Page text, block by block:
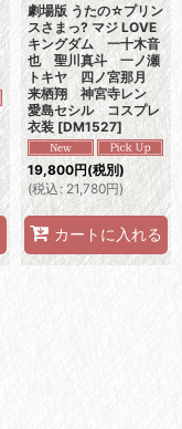
劇場版 うたの☆プリン
スさまっ? マジ LOVE
キングダム 一十木音
也 聖川真斗 一ノ瀬
トキヤ 四ノ宮那月
来栖翔 神宮寺レン
愛島セシル コスプレ
衣装 [DM1527]
19,800円(税別)
(税込: 21,780円)
カートに入れる